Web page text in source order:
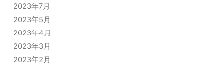
2023年7月
2023年5月
2023年4月
2023年3月
2023年2月